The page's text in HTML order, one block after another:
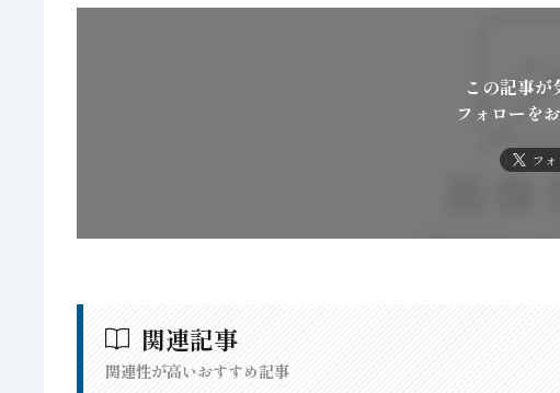
この記事が
フォローを
フ
関連記事
関連性が高いおすすめ記事